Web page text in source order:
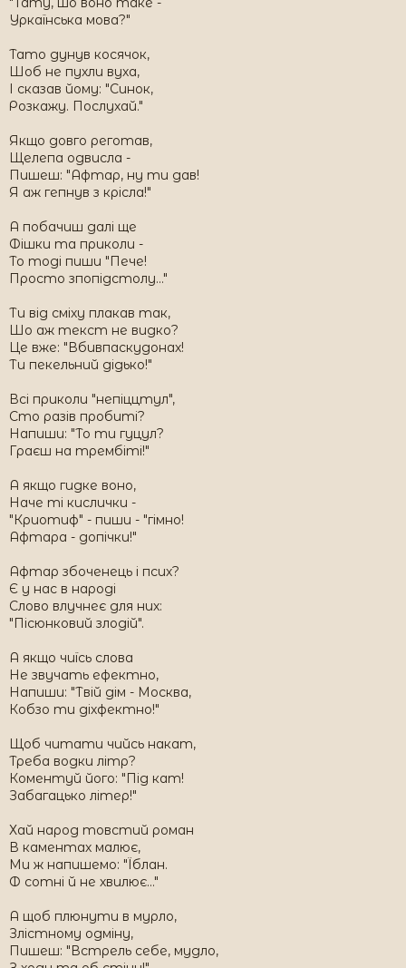
Уркаїнська мова?"
Тато дунув косячок,
Шоб не пухли вуха,
І сказав йому: "Синок,
Розкажу. Послухай."
Якщо довго реготав,
Щелепа одвисла -
Пишеш: "Афтар, ну ти дав!
Я аж гепнув з крісла!"
А побачиш далі ще
Фішки та приколи -
То тоді пиши "Пече!
Просто зпопідстолу..."
Ти від сміху плакав так,
Шо аж текст не видко?
Це вже: "Вбивпаскудонах!
Ти пекельний дідько!"
Всі приколи "непіццтул",
Сто разів пробиті?
Напиши: "То ти гуцул?
Граєш на трембіті!"
А якщо гидке воно,
Наче ті кислички -
"Криотиф" - пиши - "гімно!
Афтара - допічки!"
Афтар збоченець і псих?
Є у нас в народі
Слово влучнеє для них:
"Пісюнковий злодій".
А якщо чиїсь слова
Не звучать ефектно,
Напиши: "Твій дім - Москва,
Кобзо ти діхфектно!"
Щоб читати чийсь накат,
Треба водки літр?
Коментуй його: "Під кат!
Забагацько літер!"
Хай народ товстий роман
В каментах малює,
Ми ж напишемо: "Їблан.
Ф сотні й не хвилює..."
А щоб плюнути в мурло,
Злістному одміну,
Пишеш: "Встрель себе, мудло,